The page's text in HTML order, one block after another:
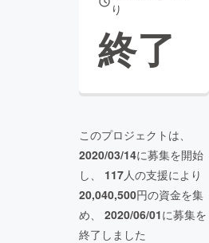
り
終了
このプロジェクトは、
2020/03/14に募集を開始
し、 117人の支援により
20,040,500円の資金を集
め、 2020/06/01に募集を
終了しました